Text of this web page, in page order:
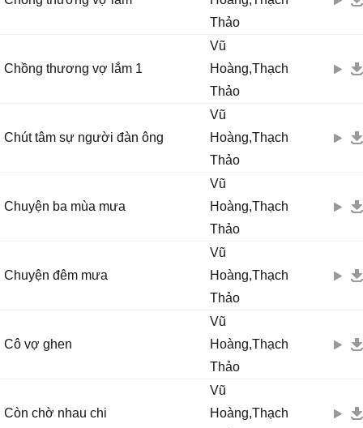
Thảo
Chồng thương vợ lắm 1
Vũ
Hoàng,Thạch
Thảo
Chút tâm sự người đàn ông
Vũ
Hoàng,Thạch
Thảo
Chuyện ba mùa mưa
Vũ
Hoàng,Thạch
Thảo
Chuyện đêm mưa
Vũ
Hoàng,Thạch
Thảo
Cô vợ ghen
Vũ
Hoàng,Thạch
Thảo
Còn chờ nhau chi
Vũ
Hoàng,Thạch